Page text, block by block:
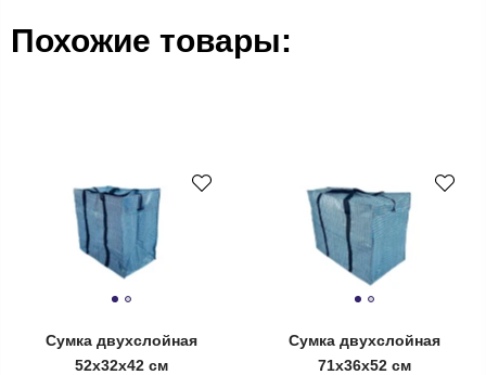
Похожие товары:
Сумка двухслойная
52х32х42 см
Сумка двухслойная
71х36х52 см